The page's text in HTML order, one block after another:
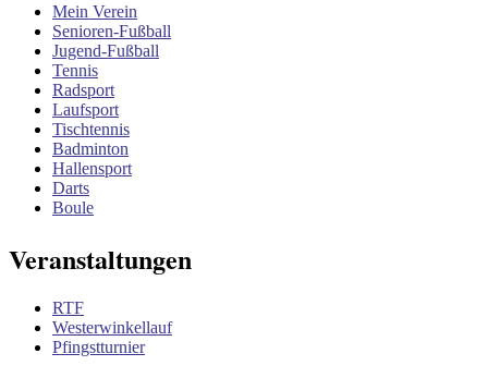
Mein Verein
Senioren-Fußball
Jugend-Fußball
Tennis
Radsport
Laufsport
Tischtennis
Badminton
Hallensport
Darts
Boule
Veranstaltungen
RTF
Westerwinkellauf
Pfingstturnier